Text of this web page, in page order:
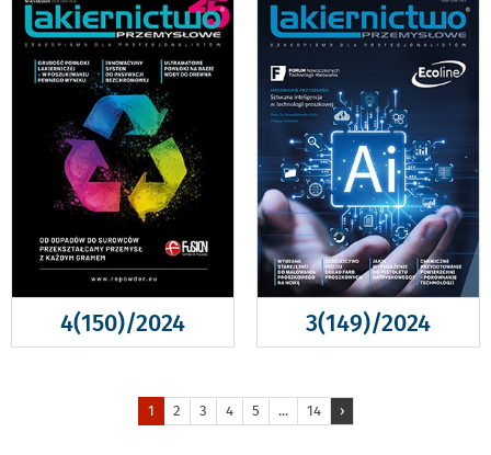
4(150)/2024 3(149)/2024
1 2 3 4 5 ... 14 ›